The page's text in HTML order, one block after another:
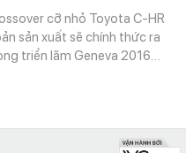
cỡ nhỏ Toyota C-HR
sản xuất sẽ chính thức ra
triển lãm Geneva 2016…